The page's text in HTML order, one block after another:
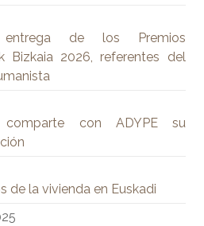
de los Premios
Bizkaia 2026, referentes del
con ADYPE su
de la vivienda en Euskadi